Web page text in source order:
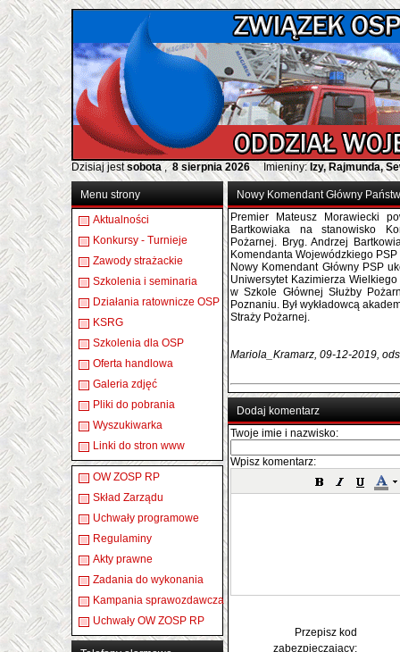
Dzisiaj jestsobota,8 sierpnia 2026 Imieniny: Izy, Rajmunda,
Menu strony
Aktualności
Konkursy - Turnieje
Zawody strażackie
Szkolenia i seminaria
Działania ratownicze OSP
KSRG
Szkolenia dla OSP
Oferta handlowa
Galeria zdjęć
Pliki do pobrania
Wyszukiwarka
Linki do stron www
OW ZOSP RP
Skład Zarządu
Uchwały programowe
Regulaminy
Akty prawne
Zadania do wykonania
Kampania sprawozdawcza
Uchwały OW ZOSP RP
Nowy Komendant Główny
Premier Mateusz Morawiecki
Bartkowiaka na stanowisko
Pożarnej. Bryg. Andrzej
Komendanta Wojewódzkiego
Nowy Komendant Główny PSP
Uniwersytet Kazimierza
w Szkole Głównej Służby
Poznaniu. Był wykładowcą
Straży Pożarnej.
Mariola_Kramarz, 09-12-2019,
Dodaj komentarz
Twoje imie i nazwisko:
Wpisz komentarz:
Przepisz kod
zabezpieczający: